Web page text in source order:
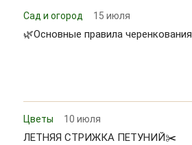
Сад и огород 15 июля
🌿Основные правила черенкования.
Цветы 10 июля
ЛЕТНЯЯ СТРИЖКА ПЕТУНИЙ✂️